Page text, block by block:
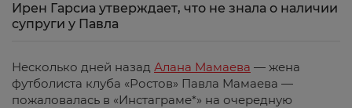
Ирен Гарсиа утверждает, что не знала о наличии
супруги у Павла
Несколько дней назад Алана Мамаева — жена
футболиста клуба «Ростов» Павла Мамаева —
пожаловалась в «Инстаграме*» на очередную